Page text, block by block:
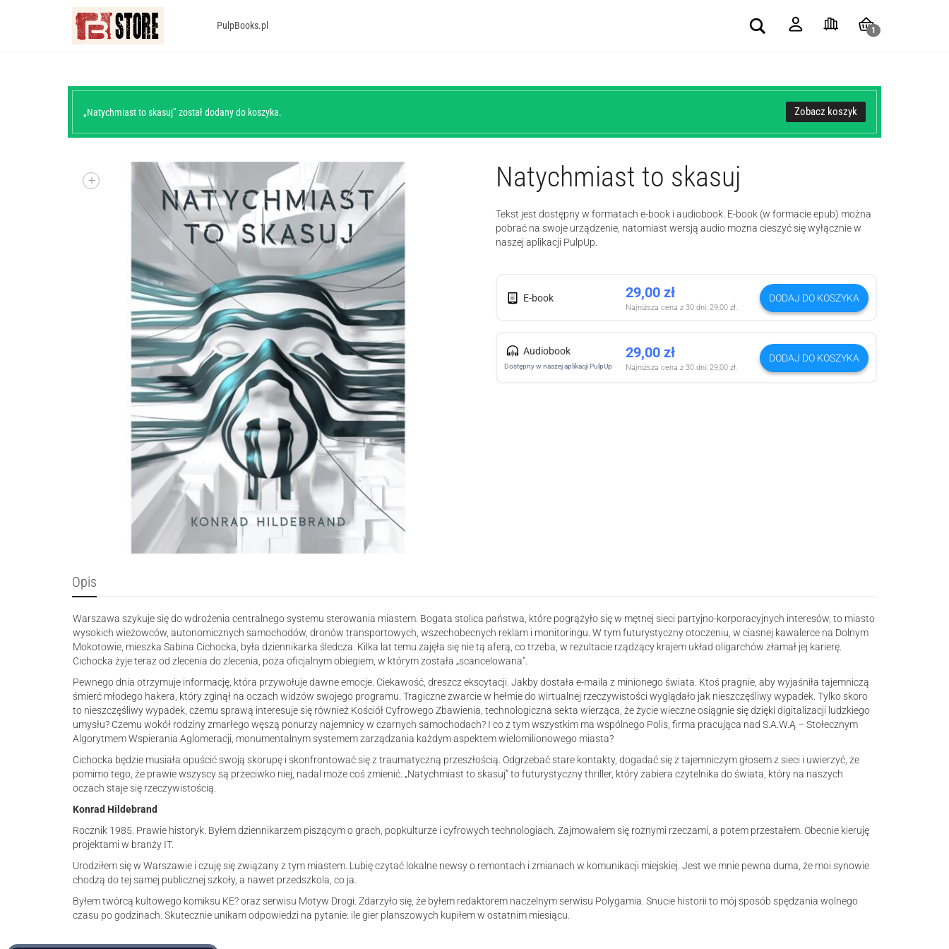
PulpBooks.pl Search
1
Zobacz koszyk
„Natychmiast to skasuj” został dodany do koszyka.
+ Natychmiast to skasuj
Tekst jest dostępny w formatach e-book i audiobook. E-book (w formacie epub) można
pobrać na swoje urządzenie, natomiast wersją audio można cieszyć się wyłącznie w
naszej aplikacji PulpUp.
E-book 29,00 zł
Najniższa cena z 30 dni: 29,00 zł.
DODAJ DO KOSZYKA
Audiobook
Dostępny w naszej aplikacji PulpUp
29,00 zł
Najniższa cena z 30 dni: 29,00 zł.
DODAJ DO KOSZYKA
Opis
Warszawa szykuje się do wdrożenia centralnego systemu sterowania miastem. Bogata stolica państwa, które pogrążyło się w mętnej sieci partyjno-korporacyjnych interesów, to miasto
wysokich wieżowców, autonomicznych samochodów, dronów transportowych, wszechobecnych reklam i monitoringu. W tym futurystyczny otoczeniu, w ciasnej kawalerce na Dolnym
Mokotowie, mieszka Sabina Cichocka, była dziennikarka śledcza. Kilka lat temu zajęła się nie tą aferą, co trzeba, w rezultacie rządzący krajem układ oligarchów złamał jej karierę.
Cichocka żyje teraz od zlecenia do zlecenia, poza oficjalnym obiegiem, w którym została „scancelowana”.
Pewnego dnia otrzymuje informację, która przywołuje dawne emocje. Ciekawość, dreszcz ekscytacji. Jakby dostała e-maila z minionego świata. Ktoś pragnie, aby wyjaśniła tajemniczą
śmierć młodego hakera, który zginął na oczach widzów swojego programu. Tragiczne zwarcie w hełmie do wirtualnej rzeczywistości wyglądało jak nieszczęśliwy wypadek. Tylko skoro
to nieszczęśliwy wypadek, czemu sprawą interesuje się również Kościół Cyfrowego Zbawienia, technologiczna sekta wierząca, że życie wieczne osiągnie się dzięki digitalizacji ludzkiego
umysłu? Czemu wokół rodziny zmarłego węszą ponurzy najemnicy w czarnych samochodach? I co z tym wszystkim ma wspólnego Polis, firma pracująca nad S.A.W.Ą – Stołecznym
Algorytmem Wspierania Aglomeracji, monumentalnym systemem zarządzania każdym aspektem wielomilionowego miasta?
Cichocka będzie musiała opuścić swoją skorupę i skonfrontować się z traumatyczną przeszłością. Odgrzebać stare kontakty, dogadać się z tajemniczym głosem z sieci i uwierzyć, że
pomimo tego, że prawie wszyscy są przeciwko niej, nadal może coś zmienić. „Natychmiast to skasuj” to futurystyczny thriller, który zabiera czytelnika do świata, który na naszych
oczach staje się rzeczywistością.
Konrad Hildebrand
Rocznik 1985. Prawie historyk. Byłem dziennikarzem piszącym o grach, popkulturze i cyfrowych technologiach. Zajmowałem się rożnymi rzeczami, a potem przestałem. Obecnie kieruję
projektami w branży IT.
Urodziłem się w Warszawie i czuję się związany z tym miastem. Lubię czytać lokalne newsy o remontach i zmianach w komunikacji miejskiej. Jest we mnie pewna duma, że moi synowie
chodzą do tej samej publicznej szkoły, a nawet przedszkola, co ja.
Byłem twórcą kultowego komiksu KE? oraz serwisu Motyw Drogi. Zdarzyło się, że byłem redaktorem naczelnym serwisu Polygamia. Snucie historii to mój sposób spędzania wolnego
czasu po godzinach. Skutecznie unikam odpowiedzi na pytanie: ile gier planszowych kupiłem w ostatnim miesiącu.